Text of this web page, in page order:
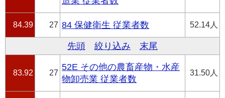
84.39 27 84 保健衛生 従業者数 52.14人
先頭 絞り込み 末尾
83.92 27
52E その他の農畜産物・水産
物卸売業 従業者数
31.50人